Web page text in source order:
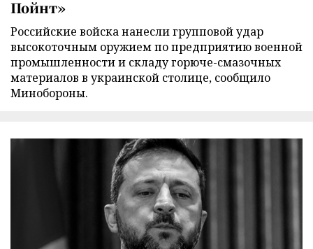
Пойнт»
Российские войска нанесли групповой удар
высокоточным оружием по предприятию военной
промышленности и складу горюче-смазочных
материалов в украинской столице, сообщило
Минобороны.